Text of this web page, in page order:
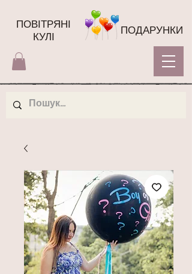
ПОВІТРЯНІ
КУЛІ
ПОДАРУНКИ